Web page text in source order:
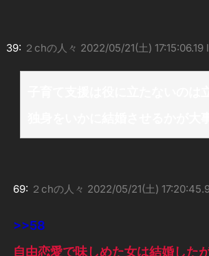
39: ２chの人々 2022/05/21(土)
69: ２chの人々 2022/05/21(土)
>>58
自由恋愛で味しめた女は結婚した